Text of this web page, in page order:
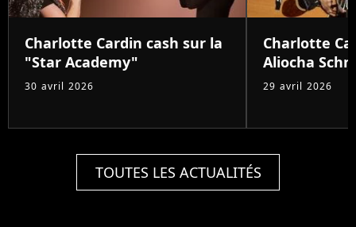
Charlotte Cardin cash sur la
"Star Academy"
30 avril 2026
Charlotte
Aliocha
29 avril 2026
TOUTES LES ACTUALITÉS